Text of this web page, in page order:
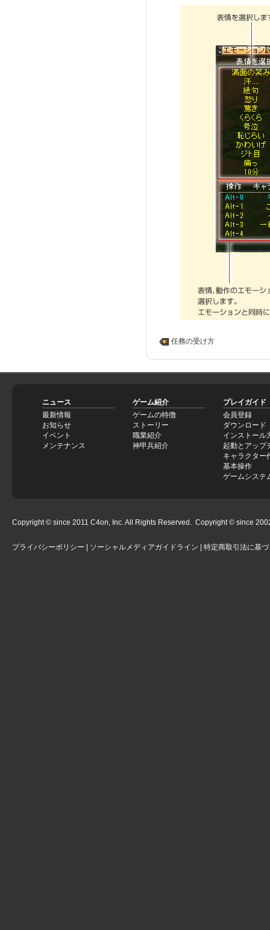
任務の受け方
ニュース
最新情報
お知らせ
イベント
メンテナンス
ゲーム紹介
ゲームの特徴
ストーリー
職業紹介
神甲兵紹介
プレイガイド
会員登録
ダウンロード
インストール
起動とアップ
キャラクター
基本操作
ゲームシステ
Copyright © since 2011 C4on, Inc. All Rights Reserved. Copyright © since
プライバシーポリシー ソーシャルメディアガイドライン 特定商取引法に基